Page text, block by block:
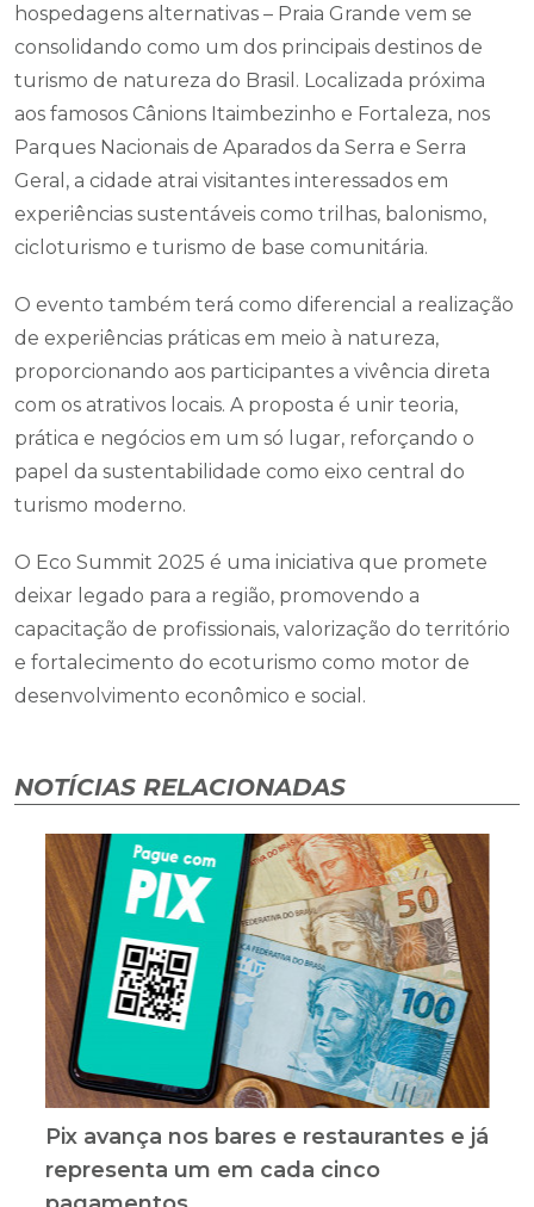
hospedagens alternativas – Praia Grande vem se
consolidando como um dos principais destinos de
turismo de natureza do Brasil. Localizada próxima
aos famosos Cânions Itaimbezinho e Fortaleza, nos
Parques Nacionais de Aparados da Serra e Serra
Geral, a cidade atrai visitantes interessados em
experiências sustentáveis como trilhas, balonismo,
cicloturismo e turismo de base comunitária.
O evento também terá como diferencial a realização
de experiências práticas em meio à natureza,
proporcionando aos participantes a vivência direta
com os atrativos locais. A proposta é unir teoria,
prática e negócios em um só lugar, reforçando o
papel da sustentabilidade como eixo central do
turismo moderno.
O Eco Summit 2025 é uma iniciativa que promete
deixar legado para a região, promovendo a
capacitação de profissionais, valorização do território
e fortalecimento do ecoturismo como motor de
desenvolvimento econômico e social.
NOTÍCIAS RELACIONADAS
Pix avança nos bares e restaurantes e já
representa um em cada cinco